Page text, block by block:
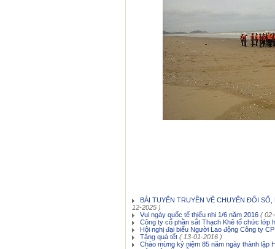
BÀI TUYÊN TRUYỀN VỀ CHUYỂN ĐỔI
12-2025 )
Vui ngày quốc tế thiếu nhi 1/6 năm 2016 (
Công ty cổ phần sắt Thạch Khê tổ chức lớp
Hội nghị đại biểu Người Lao động Công ty
Tặng quà tết ( 13-01-2016 )
Chào mừng kỷ niệm 85 năm ngày thành lập